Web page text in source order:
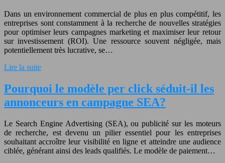
Dans un environnement commercial de plus en plus compétitif, les
entreprises sont constamment à la recherche de nouvelles stratégies
pour optimiser leurs campagnes marketing et maximiser leur retour
sur investissement (ROI). Une ressource souvent négligée, mais
potentiellement très lucrative, se…
Lire la suite
Pourquoi le modèle per click séduit-il les
annonceurs en campagne SEA?
Le Search Engine Advertising (SEA), ou publicité sur les moteurs
de recherche, est devenu un pilier essentiel pour les entreprises
souhaitant accroître leur visibilité en ligne et atteindre une audience
ciblée, générant ainsi des leads qualifiés. Le modèle de paiement…